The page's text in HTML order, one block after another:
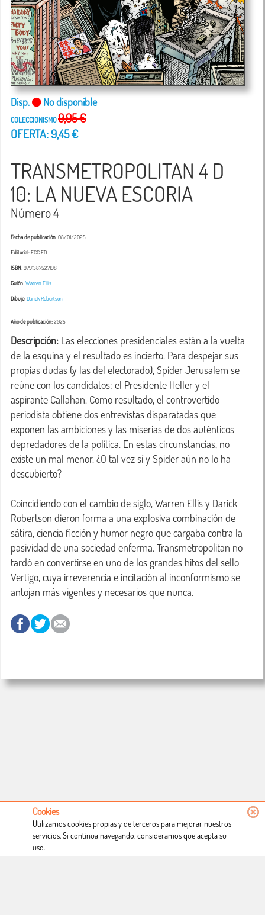
Disp. No disponible
COLECCIONISMO9,95 €
OFERTA: 9,45 €
TRANSMETROPOLITAN 4 D
10: LA NUEVA ESCORIA
Número 4
Fecha de publicación: 08/01/2025
Editorial: ECC ED.
ISBN: 9791387527198
Guión:Warren Ellis
Dibujo:Darick Robertson
Año de publicación:2025
Descripción: Las elecciones presidenciales están a la vuelta
de la esquina y el resultado es incierto. Para despejar sus
propias dudas (y las del electorado), Spider Jerusalem se
reúne con los candidatos: el Presidente Heller y el
aspirante Callahan. Como resultado, el controvertido
periodista obtiene dos entrevistas disparatadas que
exponen las ambiciones y las miserias de dos auténticos
depredadores de la política. En estas circunstancias, no
existe un mal menor. ¿O tal vez sí y Spider aún no lo ha
descubierto?
Coincidiendo con el cambio de siglo, Warren Ellis y Darick
Robertson dieron forma a una explosiva combinación de
sátira, ciencia ficción y humor negro que cargaba contra la
pasividad de una sociedad enferma. Transmetropolitan no
tardó en convertirse en uno de los grandes hitos del sello
Vertigo, cuya irreverencia e incitación al inconformismo se
antojan más vigentes y necesarios que nunca.
Condiciones de uso
Cookies
Utilizamos cookies propias y de terceros para mejorar nuestros
servicios. Si continua navegando, consideramos que acepta su
uso.